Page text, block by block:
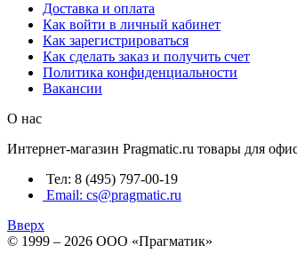
Доставка и оплата
Как войти в личный кабинет
Как зарегистрироваться
Как сделать заказ и получить счет
Политика конфиденциальности
Вакансии
О нас
Интернет-магазин Pragmatic.ru товары для
Тел: 8 (495) 797-00-19
Email: cs@pragmatic.ru
Вверх
© 1999 – 2026 ООО «Прагматик»